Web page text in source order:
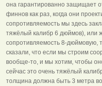
она гарантированно защищает
финнов как раз, когда они
сопротивляемость мы здесь
тяжёлый калибр 6 дюймов), или
сопротивляемость 8-дюймовую,
сказали, что если мы строим
вообще-то, и мы хотим, чтобы
сейчас это очень тяжёлый
толщина должна быть 3 метра